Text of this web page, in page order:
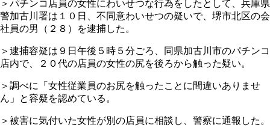
＞パチンコ店員の女性にわいせつな行為をしたとして、兵庫県
警加古川署は１０日、不同意わいせつの疑いで、堺市北区の会
社員の男（２８）を逮捕した。
＞逮捕容疑は９日午後５時５分ごろ、同県加古川市のパチンコ
店内で、２０代の店員の女性の尻を後ろから触った疑い。
＞調べに「女性従業員のお尻を触ったことに間違いありませ
ん」と容疑を認めている。
＞被害に気付いた女性が別の店員に相談し、警察に通報した。